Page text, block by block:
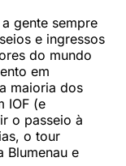
gente sempre
e ingressos
do mundo
em
maioria dos
IOF (e
o passeio à
o tour
Blumenau e